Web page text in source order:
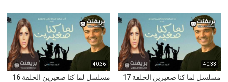
40:33
مسلسل لما كنا صغيرين الحلقة 17
40:36
مسلسل لما كنا صغيرين الحلقة 16